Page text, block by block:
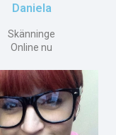
Daniela
Skänninge
Online nu